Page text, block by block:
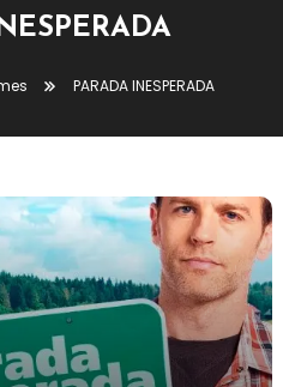
PARADA INESPERADA